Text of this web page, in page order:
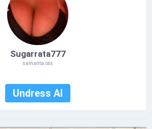
Sugarrata777
samanta.oss
Undress AI